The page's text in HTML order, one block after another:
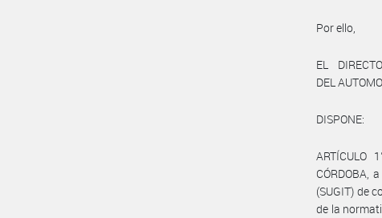
Por ello,
EL
DEL
DISPONE:
ARTÍCULO
CÓRDOBA,
(SUGIT) de
de la